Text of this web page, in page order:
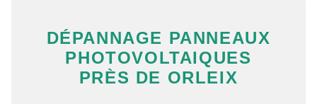
DÉPANNAGE PANNEAUX
PHOTOVOLTAIQUES
PRÈS DE ORLEIX